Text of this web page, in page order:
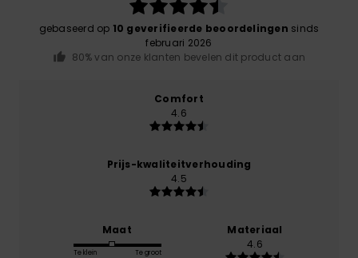
gebaseerd op 10 geverifieerde beoordelingen sinds
februari 2026
80% van onze klanten bevelen dit product aan
Comfort
4.6
Prijs-kwaliteitverhouding
4.5
Maat
Te klein Te groot
Materiaal
4.6